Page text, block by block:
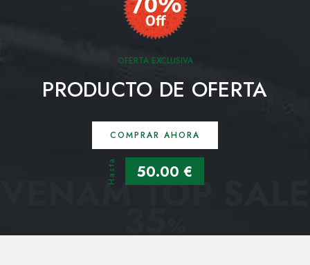
OFERTA EXCLUSIVA
PRODUCTO DE OFERTA
COMPRAR AHORA
Hasta 50.00 €
VENAM TOP SALE
35